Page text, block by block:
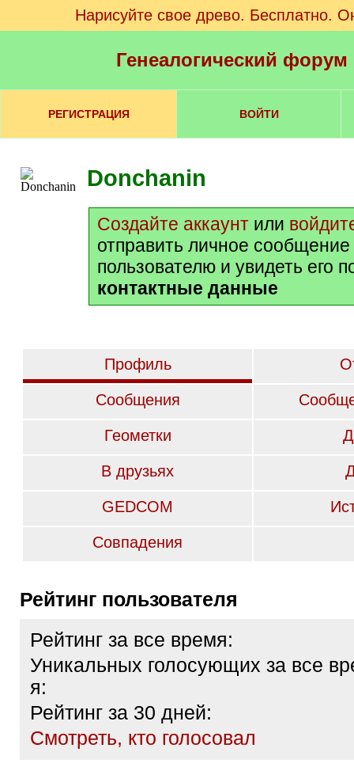
Нарисуйте свое древо. Бесплатно.
Генеалогический
РЕГИСТРАЦИЯ ВОЙТИ
Donchanin
Создайте аккаунт или
отправить личное сообщение
пользователю и увидеть его
контактные данные
Профиль
Сообщения
Геометки
В друзьях
GEDCOM
Совпадения
Рейтинг пользователя
Рейтинг за все время:
Уникальных голосующих за все
я:
Рейтинг за 30 дней:
Cмотреть, кто голосовал